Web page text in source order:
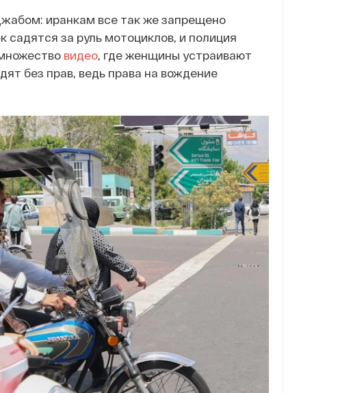
иранкам все так же запрещено
за руль мотоциклов, и полиция
видео , где женщины устраивают
без прав, ведь права на вождение